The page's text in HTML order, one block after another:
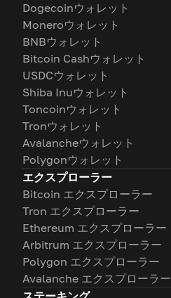
Dogecoinウォレット
Moneroウォレット
BNBウォレット
Bitcoin Cashウォレット
USDCウォレット
Shiba Inuウォレット
Toncoinウォレット
Tronウォレット
Avalancheウォレット
Polygonウォレット
エクスプローラー
Bitcoin エクスプローラー
Tron エクスプローラー
Ethereum エクスプローラー
Arbitrum エクスプローラー
Polygon エクスプローラー
Avalanche エクスプローラー